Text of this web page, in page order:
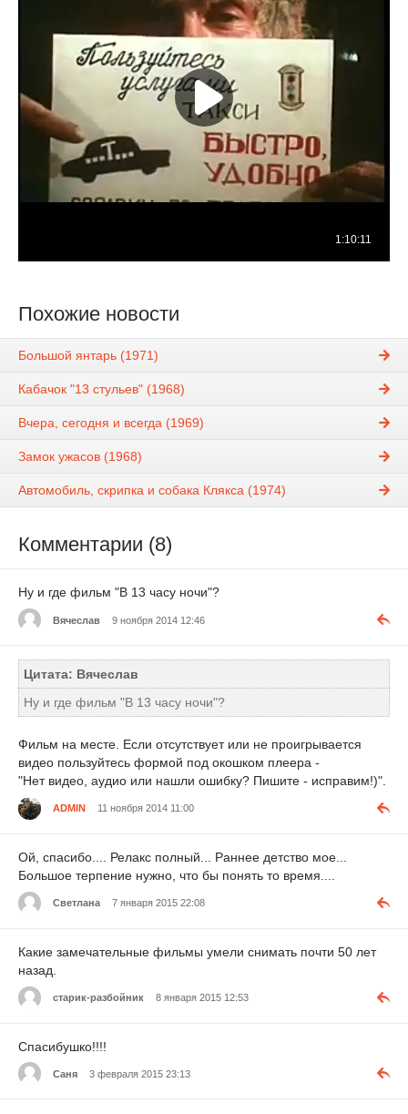
Похожие новости
Большой янтарь (1971)
Кабачок "13 стульев" (1968)
Вчера, сегодня и всегда (1969)
Замок ужасов (1968)
Автомобиль, скрипка и собака Клякса (1974)
Комментарии (8)
Ну и где фильм "В 13 часу ночи"?
Вячеслав 9 ноября 2014 12:46
Цитата: Вячеслав
Ну и где фильм "В 13 часу ночи"?
Фильм на месте. Если отсутствует или не проигрывается
видео пользуйтесь формой под окошком плеера -
"Нет видео, аудио или нашли ошибку? Пишите - исправим!)".
ADMIN 11 ноября 2014 11:00
Ой, спасибо.... Релакс полный... Раннее детство мое...
Большое терпение нужно, что бы понять то время....
Светлана 7 января 2015 22:08
Какие замечательные фильмы умели снимать почти 50 лет
назад.
старик-разбойник 8 января 2015 12:53
Спасибушко!!!!
Саня 3 февраля 2015 23:13